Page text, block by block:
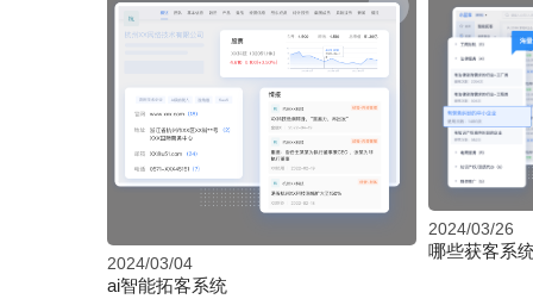
2024/03/04
ai智能拓客系统
2024/03/26
哪些获客系